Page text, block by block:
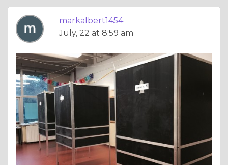
markalbert1454
July, 22 at 8:59 am